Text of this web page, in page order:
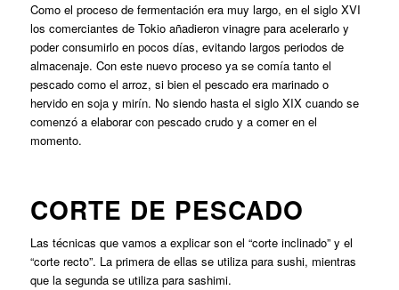
Como el proceso de fermentación era muy largo, en el siglo XVI
los comerciantes de Tokio añadieron vinagre para acelerarlo y
poder consumirlo en pocos días, evitando largos periodos de
almacenaje. Con este nuevo proceso ya se comía tanto el
pescado como el arroz, si bien el pescado era marinado o
hervido en soja y mirín. No siendo hasta el siglo XIX cuando se
comenzó a elaborar con pescado crudo y a comer en el
momento.
CORTE DE PESCADO
Las técnicas que vamos a explicar son el “corte inclinado” y el
“corte recto”. La primera de ellas se utiliza para sushi, mientras
que la segunda se utiliza para sashimi.